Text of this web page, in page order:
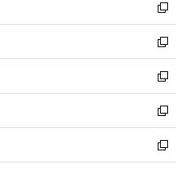
く
で
開
く
ド
ウ
で
開
く
ィ
ン
ド
ウ
で
開
く
い
ウ
ィ
ン
ド
ウ
で
開
く
新
し
い
ウ
ィ
ン
ド
ウ
で
開
新
し
い
ウ
ィ
ン
ド
ウ
新
し
い
ウ
ィ
ン
新
し
い
ウ
新
し